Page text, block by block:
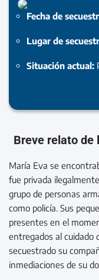
Fecha de
Lugar de
Situación actual:
Breve relato de
María Eva se
fue privada
grupo de personas
como policía. Sus
presentes en el
entregados al cuidado
secuestrado su
inmediaciones de su